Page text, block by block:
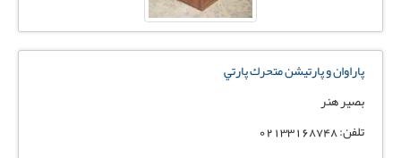
پاراوان و پارتيشن متحرك پارتي
بصير هنر
تلفن: 02133168748